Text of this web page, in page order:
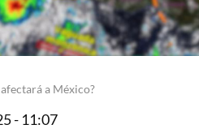
a México?
- 11:07